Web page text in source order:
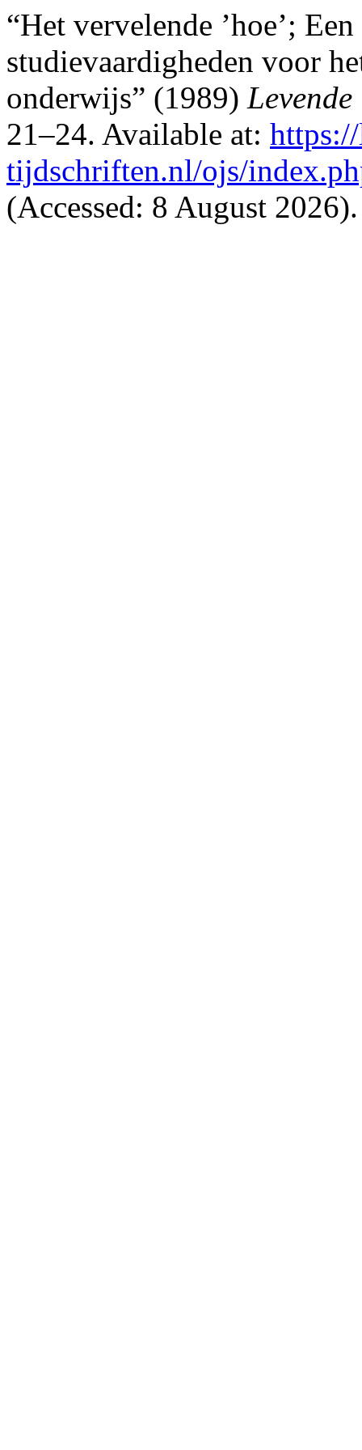
“Het vervelende ’hoe’;
studievaardigheden voor
onderwijs” (1989)
21–24. Available at:
tijdschriften.nl/ojs/
(Accessed: 8 August 2026).